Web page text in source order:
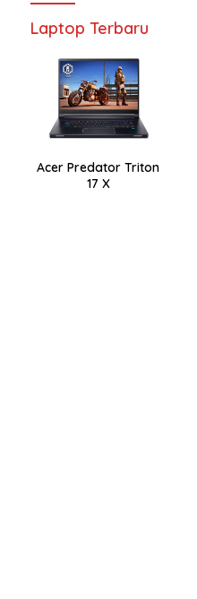
Laptop Terbaru
Acer Predator Triton
17 X